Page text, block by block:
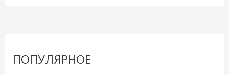
ПОПУЛЯРНОЕ